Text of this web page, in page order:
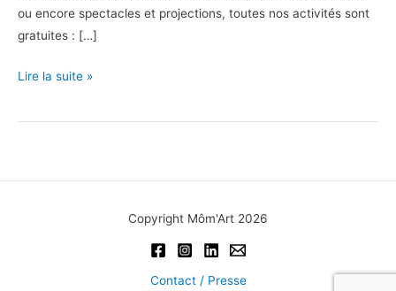
ou encore spectacles et projections, toutes nos activités sont
gratuites : […]
Maif
Club
Lire la suite »
Copyright Môm'Art 2026
Contact / Presse